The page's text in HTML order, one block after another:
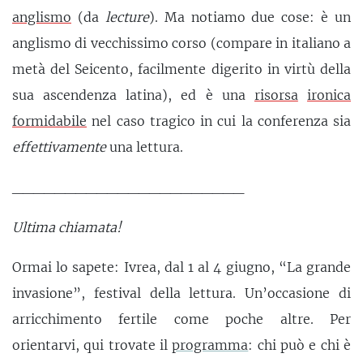
anglismo (da lecture). Ma notiamo due cose: è un
anglismo di vecchissimo corso (compare in italiano a
metà del Seicento, facilmente digerito in virtù della
sua ascendenza latina), ed è una risorsa
ironica
formidabile nel caso tragico in cui la conferenza sia
effettivamenteuna lettura.
Ultima chiamata!
Ormai lo sapete: Ivrea, dal 1 al 4 giugno, “La grande
invasione”, festival della lettura. Un’occasione di
arricchimento fertile come poche altre. Per
orientarvi, qui trovate ilprogramma: chi può e chi è